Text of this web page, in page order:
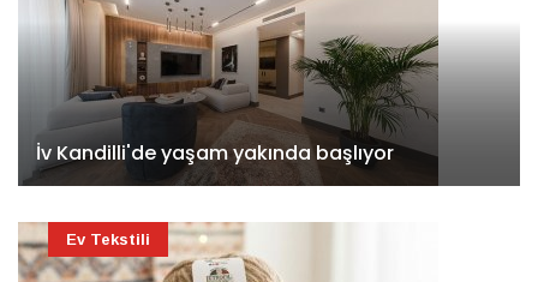
İv Kandilli'de yaşam yakında başlıyor
Ev Tekstili